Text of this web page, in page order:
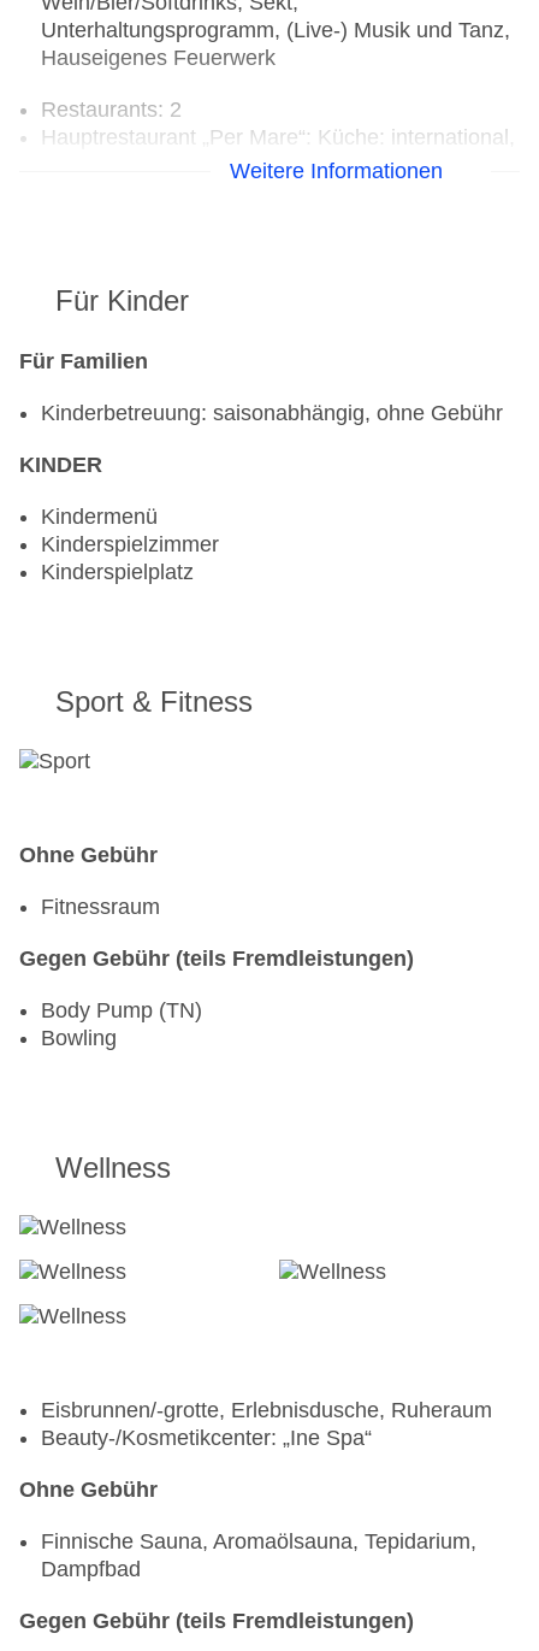
Unterhaltungsprogramm, (Live-) Musik und Tanz,
Hauseigenes Feuerwerk
Restaurants: 2
Hauptrestaurant „Per Mare“: Küche: international,
landestypisch, Buffet
Bars & mehr: 2
Bar „Night Club "MarinGo"“
Weitere Informationen
Für Kinder
Für Familien
Kinderbetreuung: saisonabhängig, ohne Gebühr
KINDER
Kindermenü
Kinderspielzimmer
Kinderspielplatz
Sport & Fitness
Ohne Gebühr
Fitnessraum
Gegen Gebühr (teils Fremdleistungen)
Body Pump (TN)
Bowling
Wellness
Eisbrunnen/-grotte, Erlebnisdusche, Ruheraum
Beauty-/Kosmetikcenter: „Ine Spa“
Ohne Gebühr
Finnische Sauna, Aromaölsauna, Tepidarium,
Dampfbad
Gegen Gebühr (teils Fremdleistungen)